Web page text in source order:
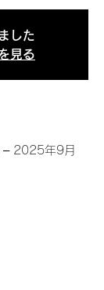
した
見る
2025年9月